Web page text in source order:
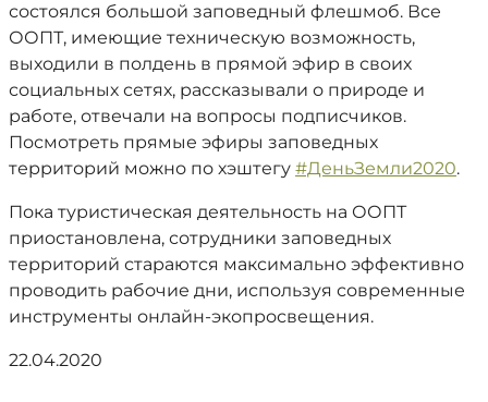
состоялся большой заповедный флешмоб. Все
ООПТ, имеющие техническую возможность,
выходили в полдень в прямой эфир в своих
социальных сетях, рассказывали о природе и
работе, отвечали на вопросы подписчиков.
Посмотреть прямые эфиры заповедных
территорий можно по хэштегу #ДеньЗемли2020.
Пока туристическая деятельность на ООПТ
приостановлена, сотрудники заповедных
территорий стараются максимально эффективно
проводить рабочие дни, используя современные
инструменты онлайн-экопросвещения.
22.04.2020